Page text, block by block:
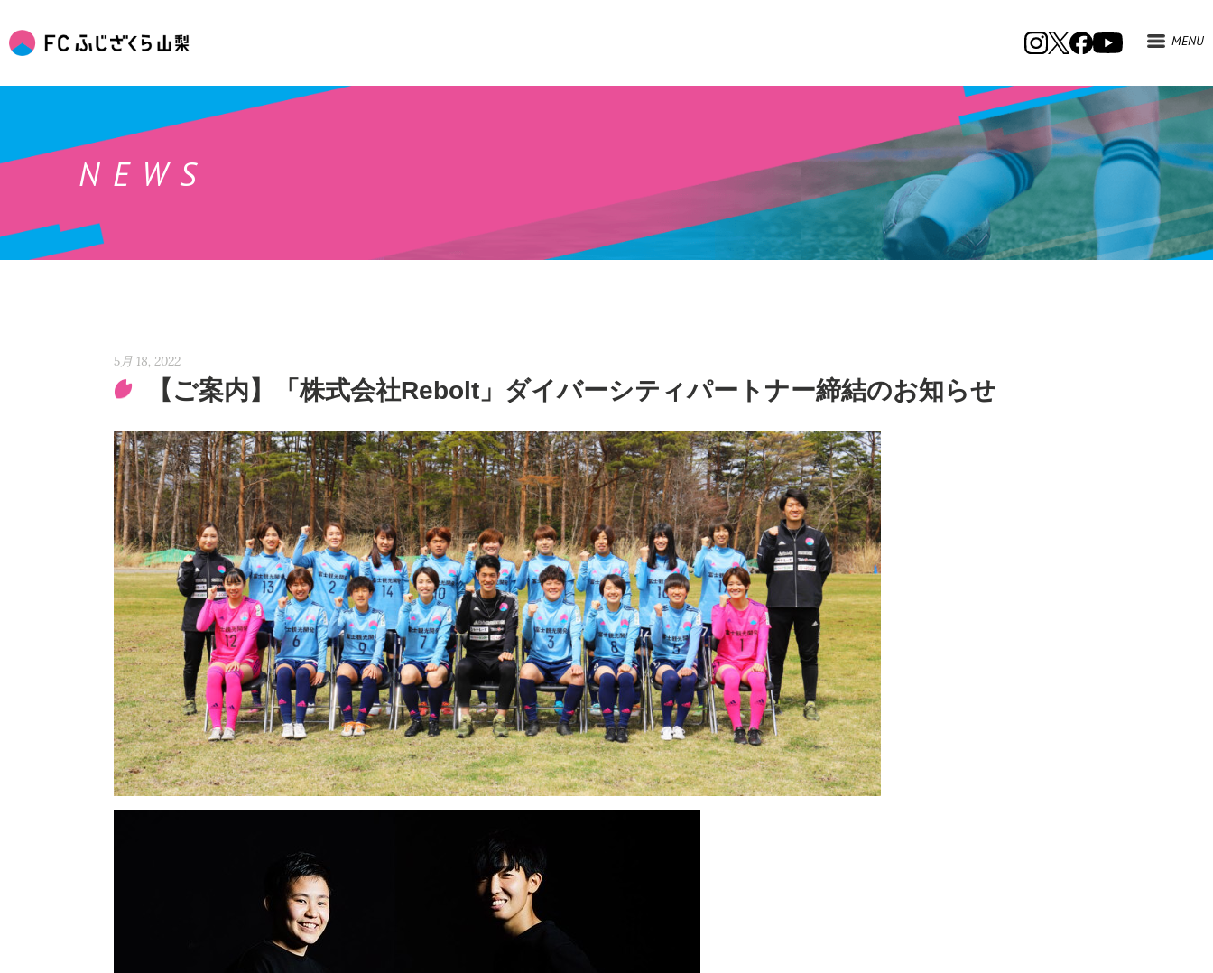
MENU
NEWS
5月 18, 2022
【ご案内】「株式会社Rebolt」ダイバーシティパートナー締結のお知らせ